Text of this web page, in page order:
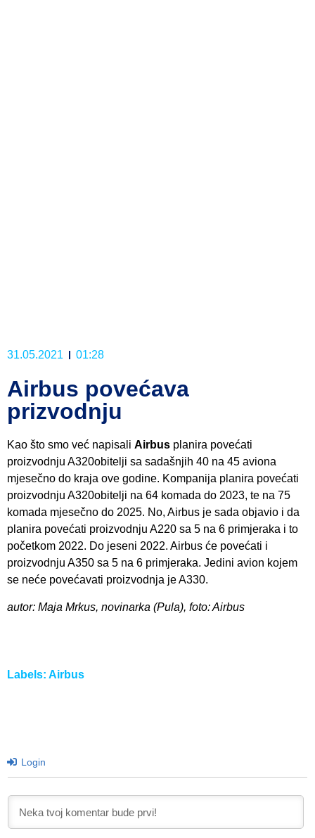
31.05.2021 01:28
Airbus povećava
prizvodnju
Kao što smo već napisali Airbus planira povećati
proizvodnju A320obitelji sa sadašnjih 40 na 45 aviona
mjesečno do kraja ove godine. Kompanija planira povećati
proizvodnju A320obitelji na 64 komada do 2023, te na 75
komada mjesečno do 2025. No, Airbus je sada objavio i da
planira povećati proizvodnju A220 sa 5 na 6 primjeraka i to
početkom 2022. Do jeseni 2022. Airbus će povećati i
proizvodnju A350 sa 5 na 6 primjeraka. Jedini avion kojem
se neće povećavati proizvodnja je A330.
autor: Maja Mrkus, novinarka (Pula), foto: Airbus
Labels: Airbus
Login